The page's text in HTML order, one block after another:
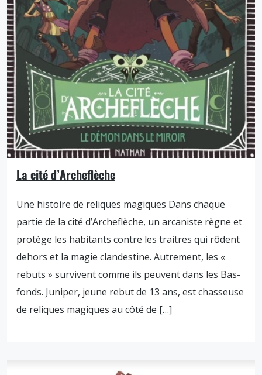
La cité d’Archeflèche
Une histoire de reliques magiques Dans chaque
partie de la cité d’Archeflèche, un arcaniste règne et
protège les habitants contre les traitres qui rôdent
dehors et la magie clandestine. Autrement, les «
rebuts » survivent comme ils peuvent dans les Bas-
fonds. Juniper, jeune rebut de 13 ans, est chasseuse
de reliques magiques au côté de […]